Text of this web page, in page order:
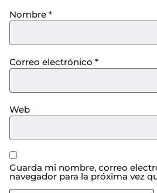
Nombre *
Correo electrónico *
Web
Guarda mi nombre, correo
navegador para la próxima vez